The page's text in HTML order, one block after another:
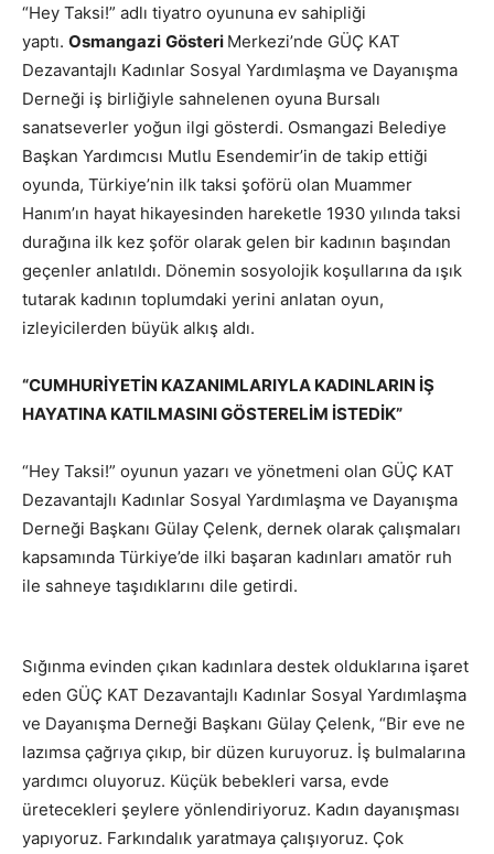
“Hey Taksi!” adlı tiyatro oyununa ev sahipliği
yaptı. Osmangazi Gösteri Merkezi’nde GÜÇ KAT
Dezavantajlı Kadınlar Sosyal Yardımlaşma ve Dayanışma
Derneği iş birliğiyle sahnelenen oyuna Bursalı
sanatseverler yoğun ilgi gösterdi. Osmangazi Belediye
Başkan Yardımcısı Mutlu Esendemir’in de takip ettiği
oyunda, Türkiye’nin ilk taksi şoförü olan Muammer
Hanım’ın hayat hikayesinden hareketle 1930 yılında taksi
durağına ilk kez şoför olarak gelen bir kadının başından
geçenler anlatıldı. Dönemin sosyolojik koşullarına da ışık
tutarak kadının toplumdaki yerini anlatan oyun,
izleyicilerden büyük alkış aldı.
“CUMHURİYETİN KAZANIMLARIYLA KADINLARIN İŞ
HAYATINA KATILMASINI GÖSTERELİM İSTEDİK”
“Hey Taksi!” oyunun yazarı ve yönetmeni olan GÜÇ KAT
Dezavantajlı Kadınlar Sosyal Yardımlaşma ve Dayanışma
Derneği Başkanı Gülay Çelenk, dernek olarak çalışmaları
kapsamında Türkiye’de ilki başaran kadınları amatör ruh
ile sahneye taşıdıklarını dile getirdi.
Sığınma evinden çıkan kadınlara destek olduklarına işaret
eden GÜÇ KAT Dezavantajlı Kadınlar Sosyal Yardımlaşma
ve Dayanışma Derneği Başkanı Gülay Çelenk, “Bir eve ne
lazımsa çağrıya çıkıp, bir düzen kuruyoruz. İş bulmalarına
yardımcı oluyoruz. Küçük bebekleri varsa, evde
üretecekleri şeylere yönlendiriyoruz. Kadın dayanışması
yapıyoruz. Farkındalık yaratmaya çalışıyoruz. Çok